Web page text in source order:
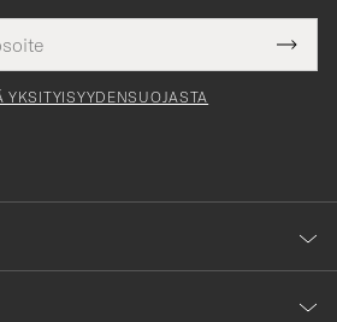
YKSITYISYYDENSUOJASTA